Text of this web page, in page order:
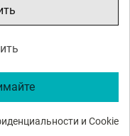
и Cookie